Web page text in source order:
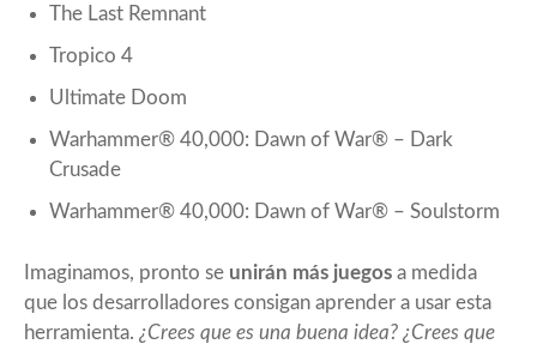
The Last Remnant
Tropico 4
Ultimate Doom
Warhammer® 40,000: Dawn of War® – Dark
Crusade
Warhammer® 40,000: Dawn of War® – Soulstorm
Imaginamos, pronto se unirán más juegos a medida
que los desarrolladores consigan aprender a usar esta
herramienta. ¿Crees que es una buena idea? ¿Crees que